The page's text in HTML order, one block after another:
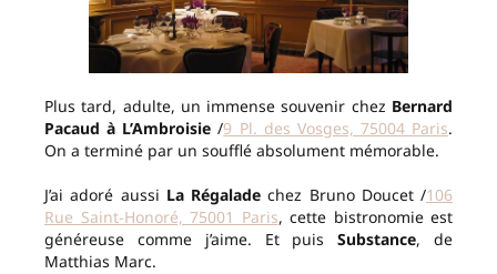
Plus tard, adulte, un immense souvenir chez Bernard
Pacaud à L’Ambroisie /9 Pl. des Vosges, 75004 Paris.
On a terminé par un soufflé absolument mémorable.
J’ai adoré aussi La Régalade chez Bruno Doucet /106
Rue Saint-Honoré, 75001 Paris, cette bistronomie est
généreuse comme j’aime. Et puisSubstance, de
Matthias Marc.